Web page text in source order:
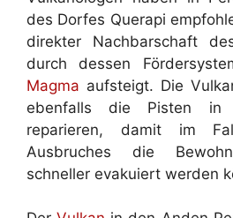
des Dorfes Querapi
direkter Nachbarschaft
durch dessen
Magma aufsteigt. Die
ebenfalls die Pisten in
reparieren, damit im
Ausbruches die
schneller evakuiert werden